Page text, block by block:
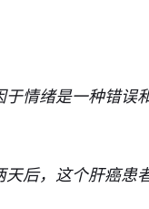
于情绪是一种错误
天后，这个肝癌患